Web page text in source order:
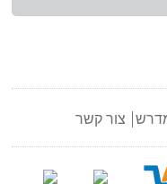
צור קשר